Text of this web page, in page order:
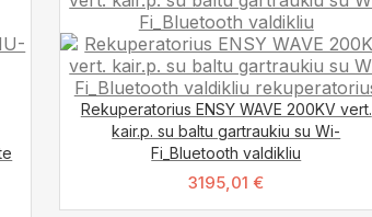
Rekuperatorius ENSY WAVE 200KV vert.
kair.p. su baltu gartraukiu su Wi-
Fi_Bluetooth valdikliu
3195,01 €